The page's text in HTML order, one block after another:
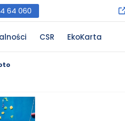
64 060
CSR EkoKarta